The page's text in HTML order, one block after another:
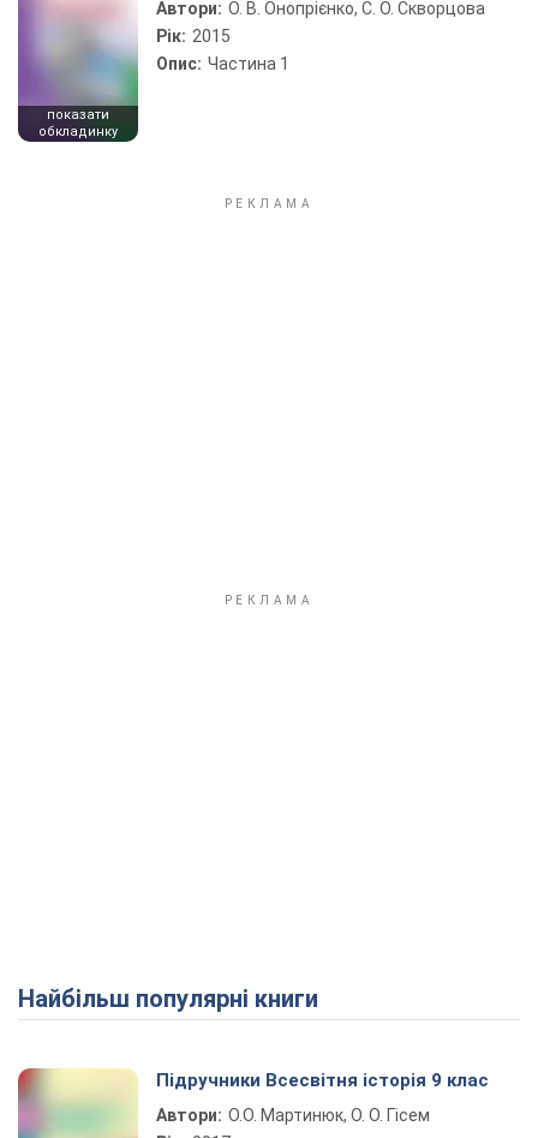
показати
обкладинку
Автори: О. В. Онопрієнко, С. О. Скворцова
Рік: 2015
Опис: Частина 1
Найбільш популярні книги
Підручники Всесвітня історія 9 клас
Автори: О.О. Мартинюк, О. О. Гісем